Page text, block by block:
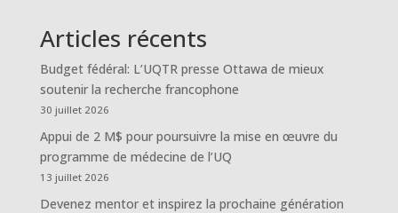
Articles récents
Budget fédéral: L’UQTR presse Ottawa de mieux
soutenir la recherche francophone
30 juillet 2026
Appui de 2 M$ pour poursuivre la mise en œuvre du
programme de médecine de l’UQ
13 juillet 2026
Devenez mentor et inspirez la prochaine génération